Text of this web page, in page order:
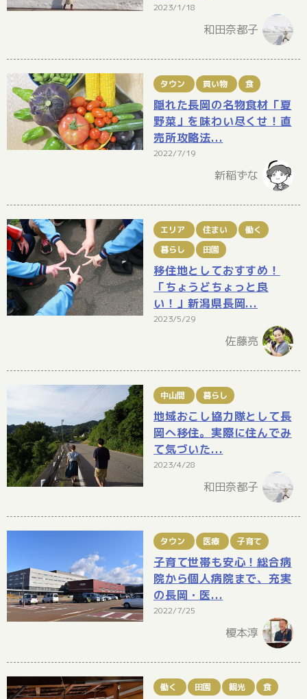
2023/1/18
和田奈都子
タウン 買い物 食
隠れた長岡の名物食材「夏
野菜」を味わい尽くせ！直
売所攻略法...
2022/7/19
新稲ずな
エリア 住まい
働く
暮らし
田園
移住地としておすすめ！
「ちょうどちょっと良
い！」新潟県長岡...
2023/5/29
佐藤亮
中山間 暮らし
地域おこし協力隊として長
岡へ移住。実際に住んでみ
て気づいた...
2023/4/28
和田奈都子
タウン 医療 子育て
子育て世帯も安心！総合病
院から個人病院まで、充実
の長岡・医...
2022/7/25
榎本淳
働く 田園 観光 食